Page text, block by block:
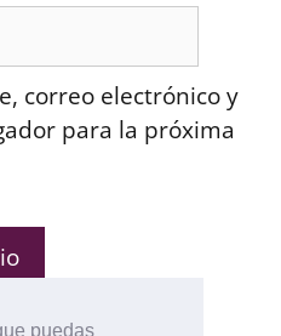
puedas
correo electrónico y
para la próxima